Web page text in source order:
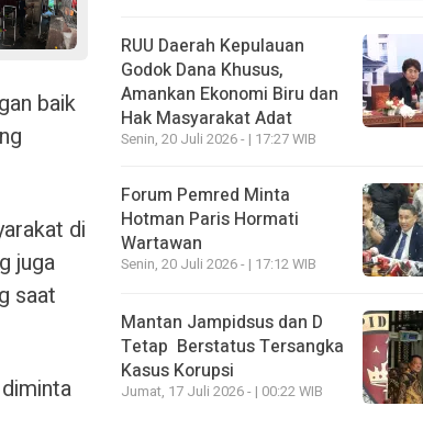
baik
di
juga
saat
RUU Daerah Kepulauan
Godok Dana Khusus,
Amankan Ekonomi Biru dan
Hak Masyarakat Adat
Senin, 20 Juli 2026 - | 17:27 WIB
Forum Pemred Minta
Hotman Paris Hormati
Wartawan
Senin, 20 Juli 2026 - | 17:12 WIB
Mantan Jampidsus dan D
Tetap Berstatus Tersangka
Kasus Korupsi
Jumat, 17 Juli 2026 - | 00:22 WIB